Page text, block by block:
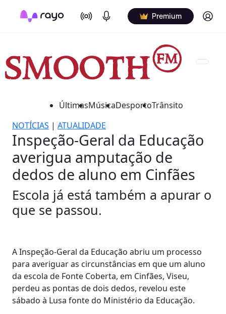
On Air Podcasts Premium Log in
ÚltimasMúsicaDesportoTrânsito
NOTÍCIAS | ATUALIDADE
Inspeção-Geral da Educação
averigua amputação de
dedos de aluno em Cinfães
Escola já está também a apurar o
que se passou.
A Inspeção-Geral da Educação abriu um processo
para averiguar as circunstâncias em que um aluno
da escola de Fonte Coberta, em Cinfães, Viseu,
perdeu as pontas de dois dedos, revelou este
sábado à Lusa fonte do Ministério da Educação.